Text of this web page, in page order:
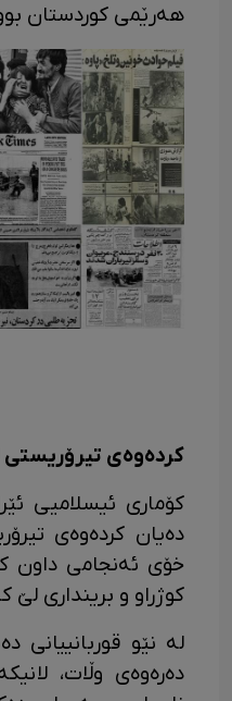
هەرێمی کوردستان
کردەوەی تیرۆریستی
کۆماری ئیسلامیی
دەیان کردەوەی
خۆی ئەنجامی داون
کوژراو و برینداری لێ
لە نێو قوربانییانی